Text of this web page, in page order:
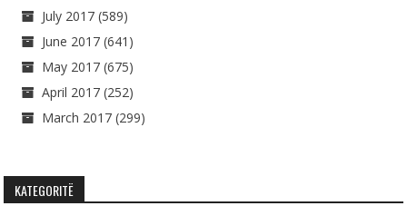
July 2017 (589)
June 2017 (641)
May 2017 (675)
April 2017 (252)
March 2017 (299)
KATEGORITË